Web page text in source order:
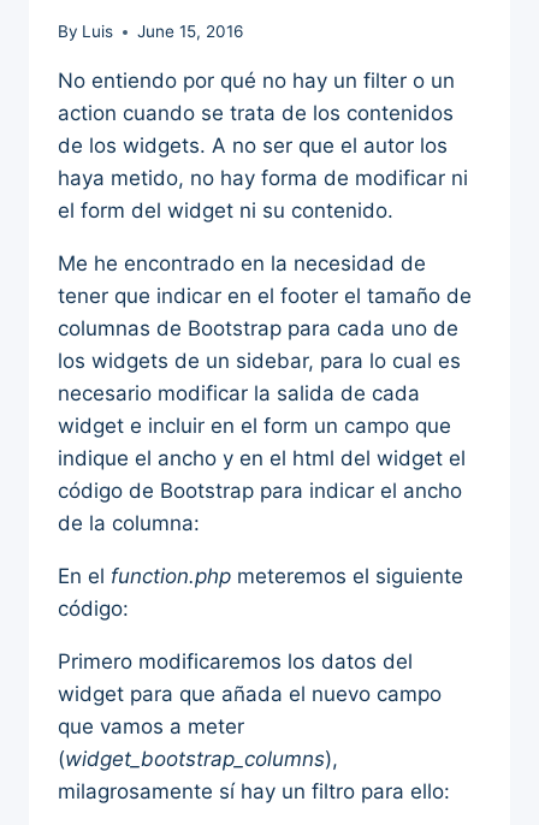
By Luis June 15, 2016
No entiendo por qué no hay un filter o un
action cuando se trata de los contenidos
de los widgets. A no ser que el autor los
haya metido, no hay forma de modificar ni
el form del widget ni su contenido.
Me he encontrado en la necesidad de
tener que indicar en el footer el tamaño de
columnas de Bootstrap para cada uno de
los widgets de un sidebar, para lo cual es
necesario modificar la salida de cada
widget e incluir en el form un campo que
indique el ancho y en el html del widget el
código de Bootstrap para indicar el ancho
de la columna:
En el function.php meteremos el siguiente
código:
Primero modificaremos los datos del
widget para que añada el nuevo campo
que vamos a meter
(widget_bootstrap_columns),
milagrosamente sí hay un filtro para ello: